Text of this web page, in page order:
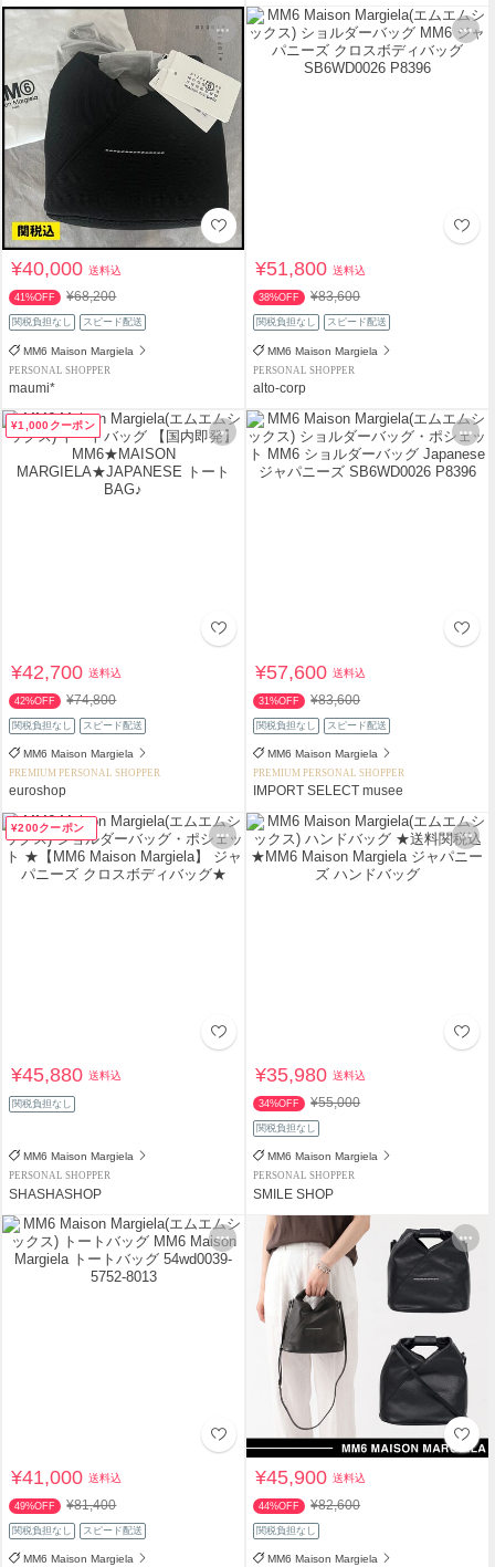
¥40,000送料込
41%OFF ¥68,200
関税負担なし スピード配送
MM6 Maison Margiela
PERSONAL SHOPPER
maumi*
¥51,800送料込
38%OFF ¥83,600
関税負担なし スピード配送
MM6 Maison Margiela
PERSONAL SHOPPER
alto-corp
¥1,000クーポン
¥42,700送料込
42%OFF ¥74,800
関税負担なし スピード配送
MM6 Maison Margiela
PREMIUM PERSONAL SHOPPER
euroshop
¥57,600送料込
31%OFF ¥83,600
関税負担なし スピード配送
MM6 Maison Margiela
PREMIUM PERSONAL SHOPPER
IMPORT SELECT musee
¥200クーポン
¥45,880送料込
関税負担なし
MM6 Maison Margiela
PERSONAL SHOPPER
SHASHASHOP
¥35,980送料込
34%OFF ¥55,000
関税負担なし
MM6 Maison Margiela
PERSONAL SHOPPER
SMILE SHOP
¥41,000送料込
49%OFF ¥81,400
関税負担なし スピード配送
MM6 Maison Margiela
¥45,900送料込
44%OFF ¥82,600
関税負担なし
MM6 Maison Margiela